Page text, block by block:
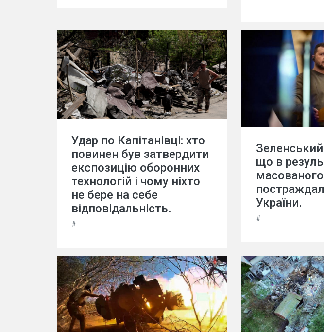
Удар по Капітанівці: хто
повинен був затвердити
експозицію оборонних
технологій і чому ніхто
не бере на себе
відповідальність.
#
що в
України.
#